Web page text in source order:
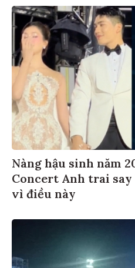
Nàng hậu sinh năm
Concert Anh trai
vì điều này